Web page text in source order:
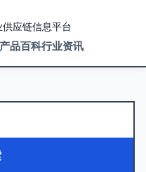
供应链信息平台
产品百科行业资讯